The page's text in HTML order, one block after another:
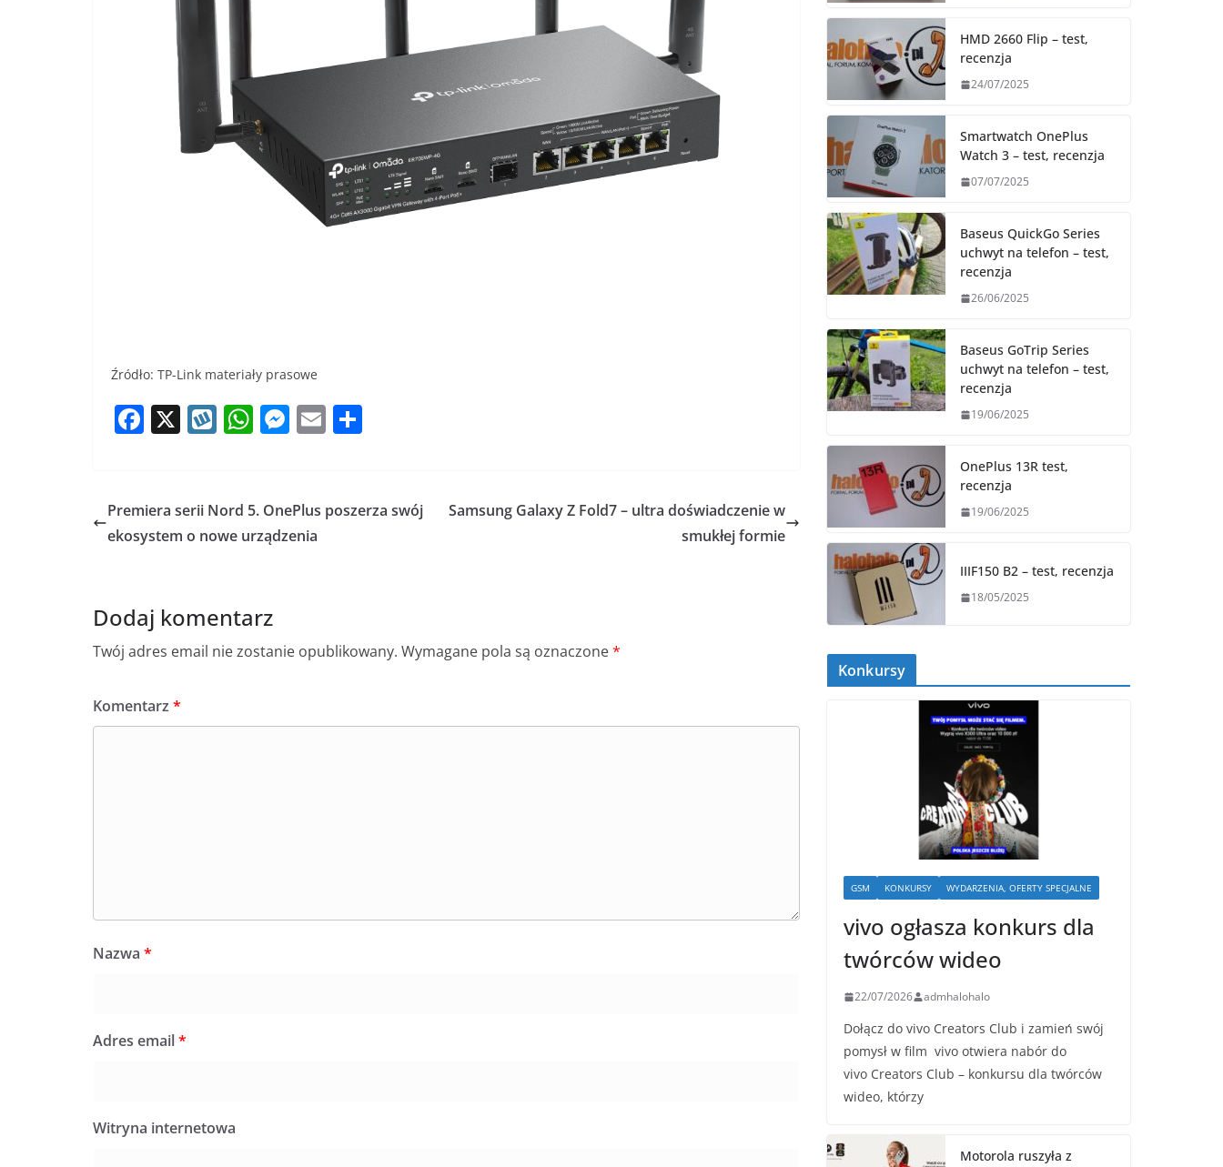
Źródło: TP-Link materiały prasowe
F
e
b
k
X W
o
p
W
s
A
M
e
n
E
l e
Premiera serii Nord 5. OnePlus poszerza swój
ekosystem o nowe urządzenia
Samsung Galaxy Z Fold7 – ultra doświadczenie w
smukłej formie
Dodaj komentarz
Twój adres email nie zostanie opublikowany. Wymagane pola są oznaczone*
Komentarz *
Nazwa *
Adres email*
Witryna internetowa
HMD 2660 Flip – test,
recenzja
24/07/2025
Smartwatch OnePlus
Watch 3 – test, recenzja
07/07/2025
Baseus QuickGo Series
uchwyt na telefon – test,
recenzja
26/06/2025
Baseus GoTrip Series
uchwyt na telefon – test,
recenzja
19/06/2025
OnePlus 13R test,
recenzja
19/06/2025
IIIF150 B2 – test, recenzja
18/05/2025
Konkursy
GSM KONKURSY WYDARZENIA, OFERTY SPECJALNE
vivo ogłasza konkurs dla
twórców wideo
22/07/2026 admhalohalo
Dołącz do vivo Creators Club i zamień swój
pomysł w film vivo otwiera nabór do
vivo Creators Club – konkursu dla twórców
wideo, którzy
Motorola ruszyła z